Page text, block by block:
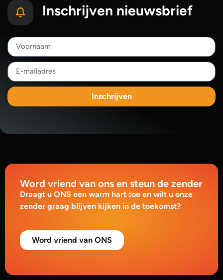
Inschrijven nieuwsbrief
Inschrijven
Word vriend van ons en steun de zender
Draagt u ONS een warm hart toe en wilt u onze
zender graag blijven kijken in de toekomst?
Word vriend van ONS